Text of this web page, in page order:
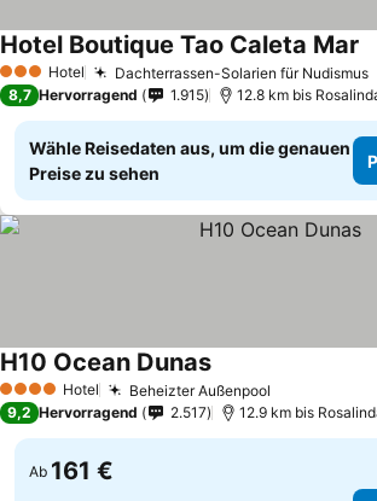
3 SterneHotel Dachterrassen-Solarien für Nudismus
Hotel Boutique Tao Caleta Mar
8,7 Hervorragend 1.915 12.8 km bis
Wähle Reisedaten aus, um die genauen
Preise zu sehen
4 Sterne Hotel Beheizter Außenpool
H10 Ocean Dunas
9,2 Hervorragend 2.517 12.9 km bis
Ab 161 €